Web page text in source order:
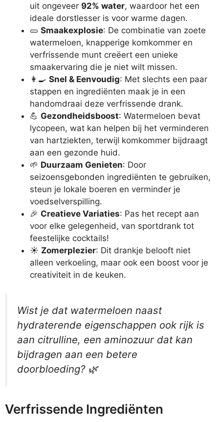
uit ongeveer 92% water, waardoor het een
ideale dorstlesser is voor warme dagen.
🥒 Smaakexplosie: De combinatie van zoete
watermeloen, knapperige komkommer en
verfrissende munt creëert een unieke
smaakervaring die je niet wilt missen.
👩‍🍳 Snel & Eenvoudig: Met slechts een paar
stappen en ingrediënten maak je in een
handomdraai deze verfrissende drank.
💪 Gezondheidsboost: Watermeloen bevat
lycopeen, wat kan helpen bij het verminderen
van hartziekten, terwijl komkommer bijdraagt
aan een gezonde huid.
🌱 Duurzaam Genieten: Door
seizoensgebonden ingrediënten te gebruiken,
steun je lokale boeren en verminder je
voedselverspilling.
🎉 Creatieve Variaties: Pas het recept aan
voor elke gelegenheid, van sportdrank tot
feestelijke cocktails!
☀️ Zomerplezier: Dit drankje belooft niet
alleen verkoeling, maar ook een boost voor je
creativiteit in de keuken.
Wist je dat watermeloen naast
hydraterende eigenschappen ook rijk is
aan citrulline, een aminozuur dat kan
bijdragen aan een betere
doorbloeding? 🌿
Verfrissende Ingrediënten